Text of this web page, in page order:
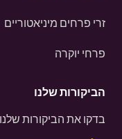
זרי פרחים מיניאטוריים
פרחי יוקרה
הביקורות שלנו
בדקו את הביקורות